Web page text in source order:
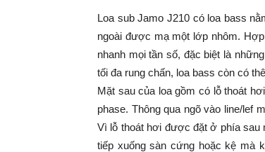
Loa sub Jamo J210 có loa bass
ngoài được mạ một lớp nhôm.
nhanh mọi tần số, đặc biệt là
tối đa rung chấn, loa bass còn có
Mặt sau của loa gồm có lỗ thoát
phase. Thông qua ngõ vào line/lef
Vì lỗ thoát hơi được đặt ở phía sau
tiếp xuống sàn cứng hoặc kệ mà